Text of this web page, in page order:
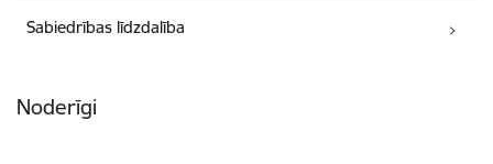
Sabiedrības līdzdalība
Noderīgi